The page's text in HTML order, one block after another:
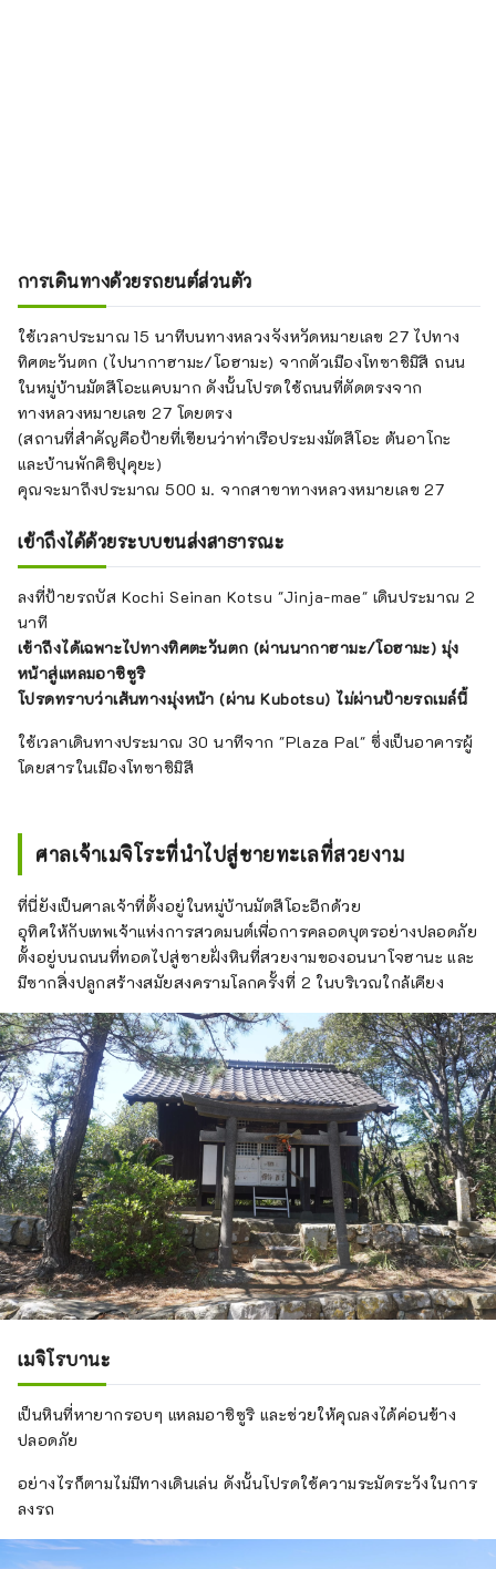
การเดินทางด้วยรถยนต์ส่วนตัว
ใช้เวลาประมาณ 15 นาทีบนทางหลวงจังหวัดหมายเลข 27 ไปทาง
ทิศตะวันตก (ไปนากาฮามะ/โอฮามะ) จากตัวเมืองโทซาชิมิสึ ถนน
ในหมู่บ้านมัตสึโอะแคบมาก ดังนั้นโปรดใช้ถนนที่ตัดตรงจาก
ทางหลวงหมายเลข 27 โดยตรง
(สถานที่สำคัญคือป้ายที่เขียนว่าท่าเรือประมงมัตสึโอะ ต้นอาโกะ
และบ้านพักคิชิปุคุยะ)
คุณจะมาถึงประมาณ 500 ม. จากสาขาทางหลวงหมายเลข 27
เข้าถึงได้ด้วยระบบขนส่งสาธารณะ
ลงที่ป้ายรถบัส Kochi Seinan Kotsu "Jinja-mae" เดินประมาณ 2
นาที
เข้าถึงได้เฉพาะไปทางทิศตะวันตก (ผ่านนากาฮามะ/โอฮามะ) มุ่ง
หน้าสู่แหลมอาชิซูริ
โปรดทราบว่าเส้นทางมุ่งหน้า (ผ่าน Kubotsu) ไม่ผ่านป้ายรถเมล์นี้
ใช้เวลาเดินทางประมาณ 30 นาทีจาก "Plaza Pal" ซึ่งเป็นอาคารผู้
โดยสารในเมืองโทซาชิมิสึ
ศาลเจ้าเมจิโระที่นำไปสู่ชายทะเลที่สวยงาม
ที่นี่ยังเป็นศาลเจ้าที่ตั้งอยู่ในหมู่บ้านมัตสึโอะอีกด้วย
อุทิศให้กับเทพเจ้าแห่งการสวดมนต์เพื่อการคลอดบุตรอย่างปลอดภัย
ตั้งอยู่บนถนนที่ทอดไปสู่ชายฝั่งหินที่สวยงามของอนนาโจฮานะ และ
มีซากสิ่งปลูกสร้างสมัยสงครามโลกครั้งที่ 2 ในบริเวณใกล้เคียง
เมจิโรบานะ
เป็นหินที่หายากรอบๆ แหลมอาชิซูริ และช่วยให้คุณลงได้ค่อนข้าง
ปลอดภัย
อย่างไรก็ตามไม่มีทางเดินเล่น ดังนั้นโปรดใช้ความระมัดระวังในการ
ลงรถ